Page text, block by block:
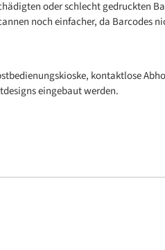
oder schlecht gedruckten
noch einfacher, da Barcodes
kontaktlose
eingebaut werden.